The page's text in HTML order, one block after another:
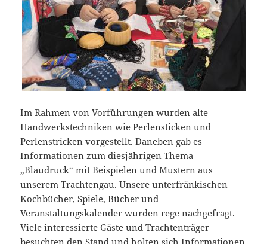
Im Rahmen von Vorführungen wurden alte
Handwerkstechniken wie Perlensticken und
Perlenstricken vorgestellt. Daneben gab es
Informationen zum diesjährigen Thema
„Blaudruck“ mit Beispielen und Mustern aus
unserem Trachtengau. Unsere unterfränkischen
Kochbücher, Spiele, Bücher und
Veranstaltungskalender wurden rege nachgefragt.
Viele interessierte Gäste und Trachtenträger
besuchten den Stand und holten sich Informationen